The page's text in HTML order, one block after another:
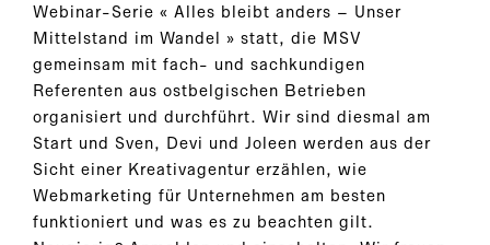
Webinar-Serie « Alles bleibt anders – Unser
Mittelstand im Wandel » statt, die MSV
gemeinsam mit fach- und sachkundigen
Referenten aus ostbelgischen Betrieben
organisiert und durchführt. Wir sind diesmal am
Start und Sven, Devi und Joleen werden aus der
Sicht einer Kreativagentur erzählen, wie
Webmarketing für Unternehmen am besten
funktioniert und was es zu beachten gilt.